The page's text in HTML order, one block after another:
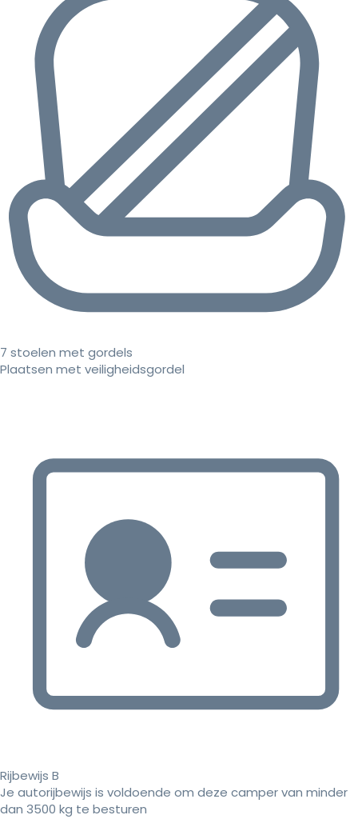
7 stoelen met gordels
Plaatsen met veiligheidsgordel
Rijbewijs B
Je autorijbewijs is voldoende om deze camper van minder
dan 3500 kg te besturen